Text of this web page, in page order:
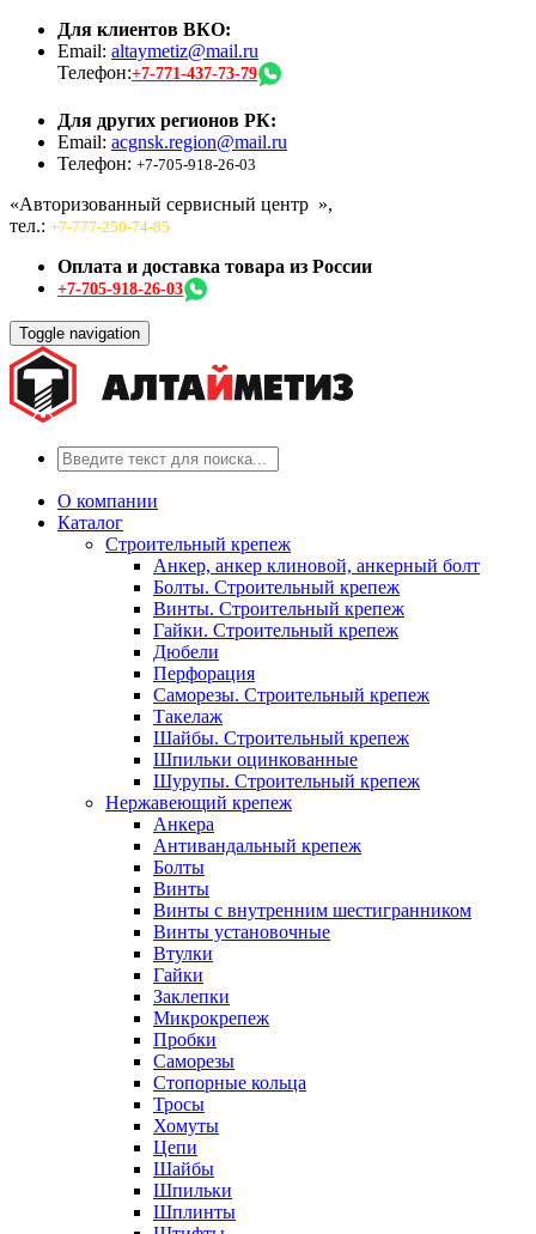
Для клиентов ВКО:
Email: altaymetiz@mail.ru
Телефон:+7-771-437-73-79
Для других регионов РК:
Email: acgnsk.region@mail.ru
Телефон: +7-705-918-26-03
«Авторизованный сервисный центр »,
тел.: +7-777-250-74-85
Оплата и доставка товара из России
+7-705-918-26-03
Toggle navigation
О компании
Каталог
Строительный крепеж
Анкер, анкер клиновой, анкерный болт
Болты. Строительный крепеж
Винты. Строительный крепеж
Гайки. Строительный крепеж
Дюбели
Перфорация
Саморезы. Строительный крепеж
Такелаж
Шайбы. Строительный крепеж
Шпильки оцинкованные
Шурупы. Строительный крепеж
Нержавеющий крепеж
Анкера
Антивандальный крепеж
Болты
Винты
Винты с внутренним шестигранником
Винты установочные
Втулки
Гайки
Заклепки
Микрокрепеж
Пробки
Саморезы
Стопорные кольца
Тросы
Хомуты
Цепи
Шайбы
Шпильки
Шплинты